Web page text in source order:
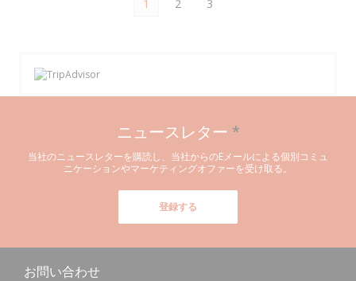
1 2 3
ニュースレター *
当社のニュースレターを購読し、当社からのEメールによる個別コミュ
ニケーションやマーケティングオファーを受け取る。
登録する
お問い合わせ